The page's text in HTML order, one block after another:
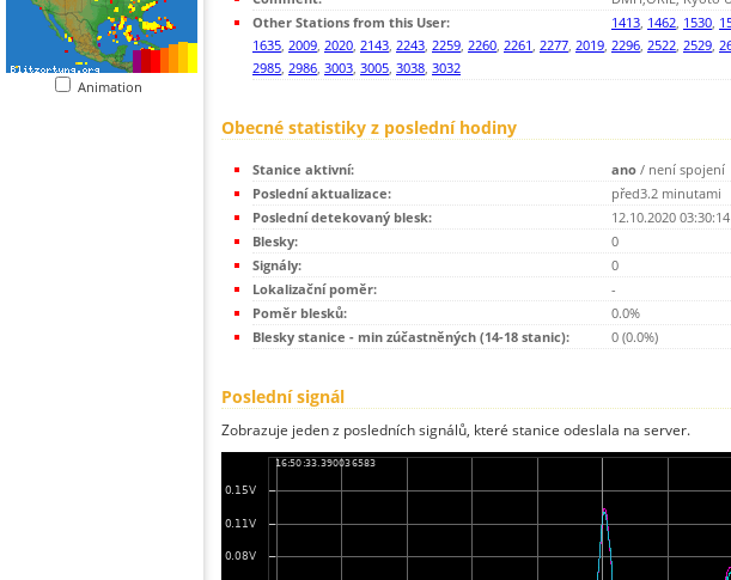
Animation
Other Stations from this User:
1413, 1462, 1530,
1635, 2009, 2020, 2143, 2243, 2259, 2260, 2261, 2277, 2019, 2296, 2522, 2529,
2985, 2986, 3003, 3005, 3038, 3032
Obecné statistiky z poslední hodiny
Stanice aktivní: ano / není spojení
Poslední aktualizace:
před3.2 minutami
Poslední detekovaný blesk:
12.10.2020
Blesky:
0
Signály:
0
Lokalizační poměr:
-
Poměr blesků:
0.0%
Blesky stanice - min zúčastněných (14-18 stanic):
0 (0.0%)
Poslední signál
Zobrazuje jeden z posledních signálů, které stanice odeslala na server.